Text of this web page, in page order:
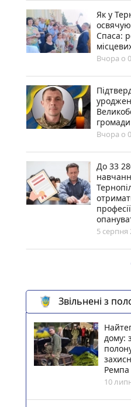
Як у
Спаса:
Вчора о
Вчора о
До 33
5 серпня
Звільнені з
дому:
Ремпа
10